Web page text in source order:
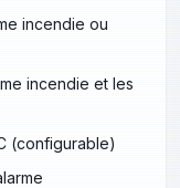
incendie ou
incendie et les
(configurable)